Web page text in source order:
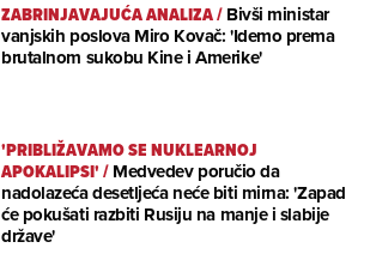
ZABRINJAVAJUĆA ANALIZA/Bivši ministar
vanjskih poslova Miro Kovač: 'Idemo prema
brutalnom sukobu Kine i Amerike'
'PRIBLIŽAVAMO SE NUKLEARNOJ
APOKALIPSI'/Medvedev poručio da
nadolazeća desetljeća neće biti mirna: 'Zapad
će pokušati razbiti Rusiju na manje i slabije
države'